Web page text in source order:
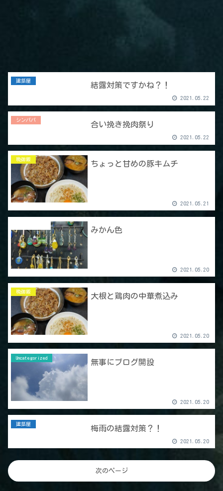
建築屋
結露対策ですかね？！
2021.05.22
シンパパ
合い挽き挽肉祭り
2021.05.22
晩御飯
ちょっと甘めの豚キムチ
2021.05.21
みかん色
2021.05.20
晩御飯
大根と鶏肉の中華煮込み
2021.05.20
Uncategorized
無事にブログ開設
2021.05.20
建築屋
梅雨の結露対策？！
2021.05.20
次のページ